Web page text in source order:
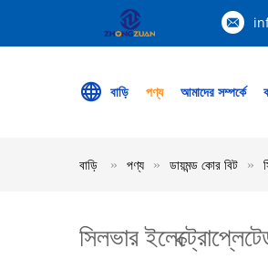
বাড়ি পণ্য আমাদের সম্পর্কে
বাড়ি পণ্য ডায়মন্ড কোর বিট
সিলভার